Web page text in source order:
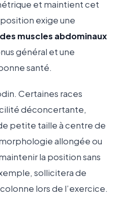
et maintient cet
exige une
muscles abdominaux
général et une
santé.
Certaines races
déconcertante,
petite taille à centre de
allongée ou
la position sans
sollicitera de
lors de l’exercice.